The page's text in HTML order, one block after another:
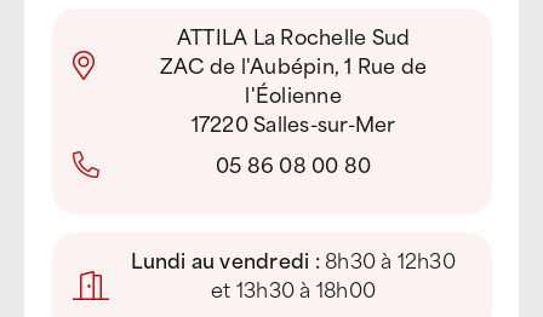
ATTILA La Rochelle Sud
ZAC de l'Aubépin, 1 Rue de
l'Éolienne
17220 Salles-sur-Mer
05 86 08 00 80
Lundi au vendredi :8h30 à 12h30
et 13h30 à 18h00